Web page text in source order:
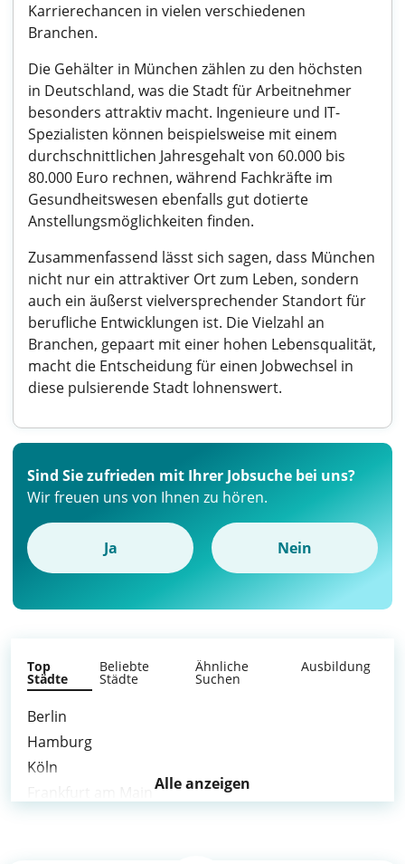
Karrierechancen in vielen verschiedenen
Branchen.
Die Gehälter in München zählen zu den höchsten
in Deutschland, was die Stadt für Arbeitnehmer
besonders attraktiv macht. Ingenieure und IT-
Spezialisten können beispielsweise mit einem
durchschnittlichen Jahresgehalt von 60.000 bis
80.000 Euro rechnen, während Fachkräfte im
Gesundheitswesen ebenfalls gut dotierte
Anstellungsmöglichkeiten finden.
Zusammenfassend lässt sich sagen, dass München
nicht nur ein attraktiver Ort zum Leben, sondern
auch ein äußerst vielversprechender Standort für
berufliche Entwicklungen ist. Die Vielzahl an
Branchen, gepaart mit einer hohen Lebensqualität,
macht die Entscheidung für einen Jobwechsel in
diese pulsierende Stadt lohnenswert.
Sind Sie zufrieden mit Ihrer Jobsuche bei uns?
Wir freuen uns von Ihnen zu hören.
Ja Nein
Top
Städte
Beliebte
Städte
Ähnliche
Suchen
Ausbildung
Berlin
Hamburg
Köln
Alle anzeigen